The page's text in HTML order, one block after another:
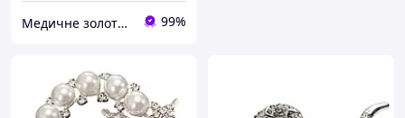
Медичне золото Xuping і Біжутерія оптом 99%